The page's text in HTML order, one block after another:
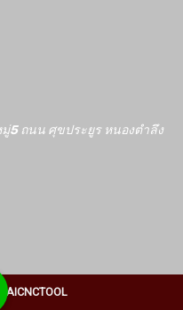
5​ ถนน ศุขประยูร หนองตำลึง